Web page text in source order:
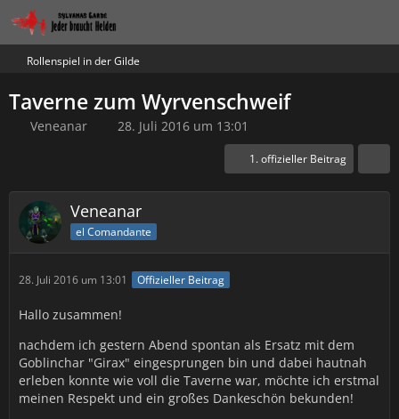
Rollenspiel in der Gilde
Taverne zum Wyrvenschweif
Veneanar 28. Juli 2016 um 13:01
1. offizieller Beitrag
Veneanar
el Comandante
28. Juli 2016 um 13:01 Offizieller Beitrag
Hallo zusammen!
nachdem ich gestern Abend spontan als Ersatz mit dem
Goblinchar "Girax" eingesprungen bin und dabei hautnah
erleben konnte wie voll die Taverne war, möchte ich erstmal
meinen Respekt und ein großes Dankeschön bekunden!